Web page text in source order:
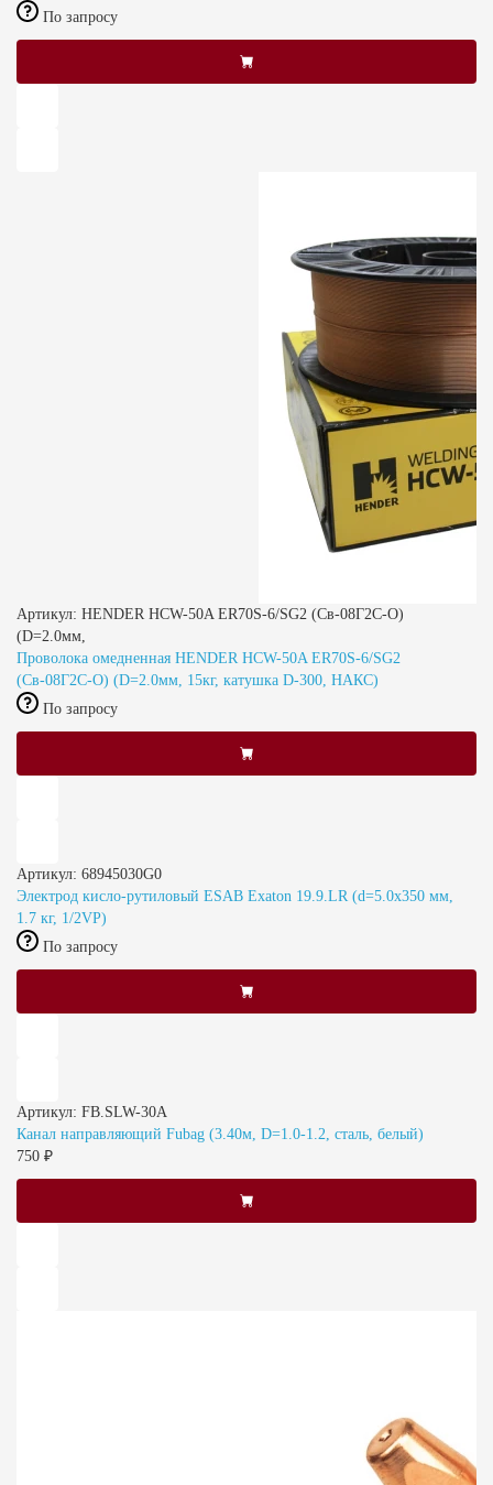
По запросу
Артикул: HENDER HCW-50A ER70S-6/SG2 (Св-08Г2С-О)
(D=2.0мм,
Проволока омедненная HENDER HCW-50A ER70S-6/SG2
(Св-08Г2С-О) (D=2.0мм, 15кг, катушка D-300, НАКС)
По запросу
Артикул: 68945030G0
Электрод кисло-рутиловый ESAB Exaton 19.9.LR (d=5.0x350 мм,
1.7 кг, 1/2VP)
По запросу
Артикул: FB.SLW-30A
Канал направляющий Fubag (3.40м, D=1.0-1.2, сталь, белый)
750 ₽